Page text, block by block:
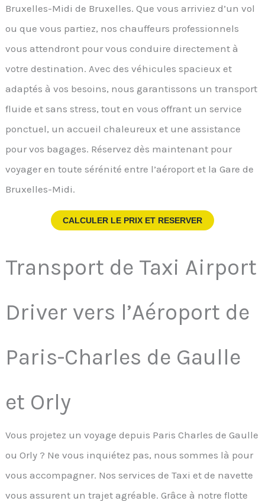
Bruxelles-Midi de Bruxelles. Que vous arriviez d’un vol
ou que vous partiez, nos chauffeurs professionnels
vous attendront pour vous conduire directement à
votre destination. Avec des véhicules spacieux et
adaptés à vos besoins, nous garantissons un transport
fluide et sans stress, tout en vous offrant un service
ponctuel, un accueil chaleureux et une assistance
pour vos bagages. Réservez dès maintenant pour
voyager en toute sérénité entre l’aéroport et la Gare de
Bruxelles-Midi.
CALCULER LE PRIX ET RESERVER
Transport de Taxi Airport
Driver vers l’Aéroport de
Paris-Charles de Gaulle
et Orly
Vous projetez un voyage depuis Paris Charles de Gaulle
ou Orly ? Ne vous inquiétez pas, nous sommes là pour
vous accompagner. Nos services de Taxi et de navette
vous assurent un trajet agréable. Grâce à notre flotte